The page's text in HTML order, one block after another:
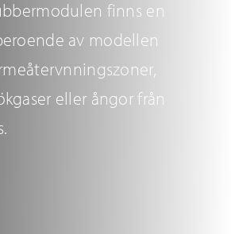
finns en
av modellen
eller ångor från